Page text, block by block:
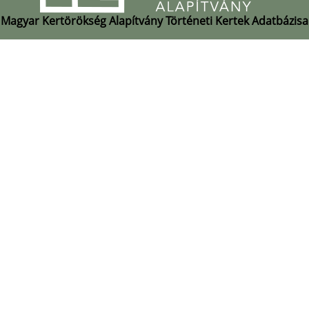
Magyar Kertörökség Alapítvány Történeti Kertek Adatbázisa